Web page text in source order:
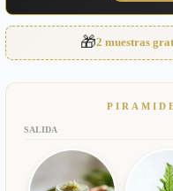
🎁2 muestras
SALIDA